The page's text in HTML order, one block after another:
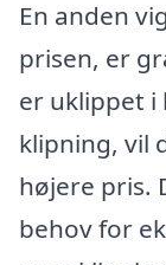
En anden
prisen, er
er uklippet
klipning, vil
højere pris.
behov for